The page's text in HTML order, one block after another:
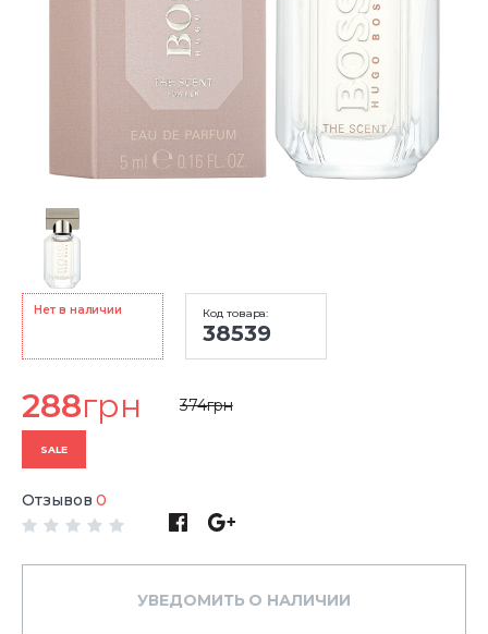
Нет в наличии Код товара:
38539
288грн 374грн
SALE
Отзывов 0
УВЕДОМИТЬ О НАЛИЧИИ